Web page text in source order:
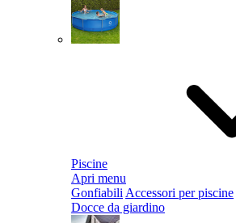
Piscine
Apri menu
Gonfiabili Accessori per piscine
Docce da giardino